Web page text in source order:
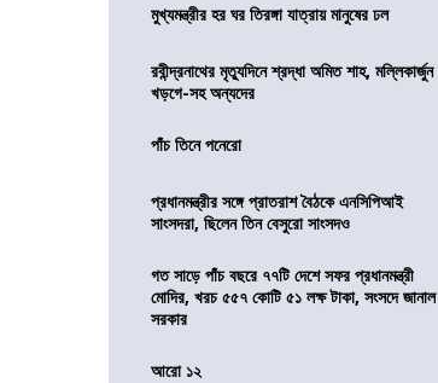
মুখ্যমন্ত্রীর হর ঘর তিরঙ্গা যাত্রায় মানুষের ঢল
রবীন্দ্রনাথের মৃত্যুদিনে শ্রদ্ধা অমিত শাহ, মল্লিকার্জুন
খড়গে-সহ অন্যদের
পাঁচ তিনে পনেরো
প্রধানমন্ত্রীর সঙ্গে প্রাতরাশ বৈঠকে এনসিপিআই
সাংসদরা, ছিলেন তিন বেসুরো সাংসদও
গত সাড়ে পাঁচ বছরে ৭৭টি দেশে সফর প্রধানমন্ত্রী
মোদির, খরচ ৫৫৭ কোটি ৫১ লক্ষ টাকা, সংসদে জানাল
সরকার
আরো ১২